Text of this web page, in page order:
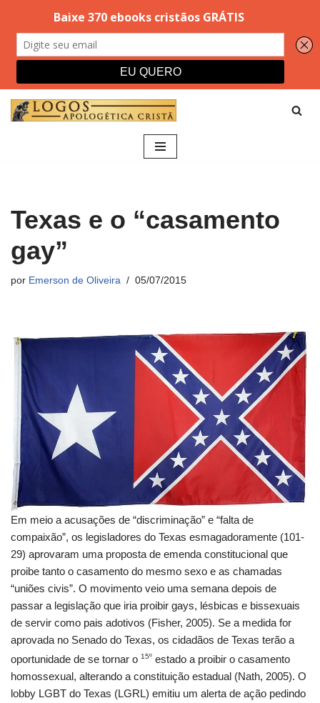
Texas e o “casamento
gay”
por Emerson de Oliveira 05/07/2015
Em meio a acusações de “discriminação” e “falta de
compaixão”, os legisladores do Texas esmagadoramente (101-
29) aprovaram uma proposta de emenda constitucional que
proibe tanto o casamento do mesmo sexo e as chamadas
“uniões civis”. O movimento veio uma semana depois de
passar a legislação que iria proibir gays, lésbicas e bissexuais
de servir como pais adotivos (Fisher, 2005). Se a medida for
aprovada no Senado do Texas, os cidadãos de Texas terão a
oportunidade de se tornar o 15º estado a proibir o casamento
homossexual, alterando a constituição estadual (Nath, 2005). O
lobby LGBT do Texas (LGRL) emitiu um alerta de ação pedindo